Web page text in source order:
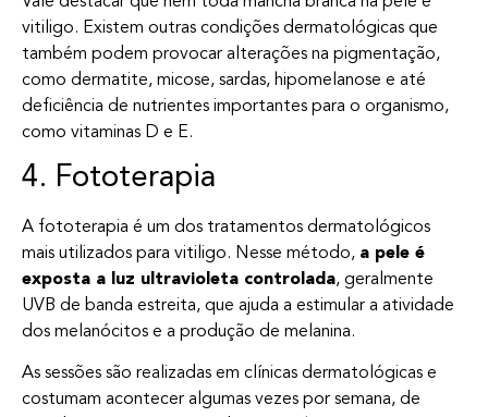
vitiligo. Existem outras condições dermatológicas que
também podem provocar alterações na pigmentação,
como dermatite, micose, sardas, hipomelanose e até
deficiência de nutrientes importantes para o organismo,
como vitaminas D e E.
4. Fototerapia
A fototerapia é um dos tratamentos dermatológicos
mais utilizados para vitiligo. Nesse método, a pele é
exposta a luz ultravioleta controlada, geralmente
UVB de banda estreita, que ajuda a estimular a atividade
dos melanócitos e a produção de melanina.
As sessões são realizadas em clínicas dermatológicas e
costumam acontecer algumas vezes por semana, de